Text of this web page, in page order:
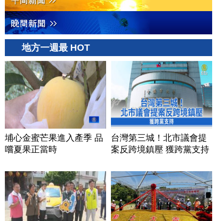
地方一週最 HOT
埔心金蜜芒果進入產季 品
嚐夏果正當時
台灣第三城！北市議會提
案反跨境鎮壓 獲跨黨支持